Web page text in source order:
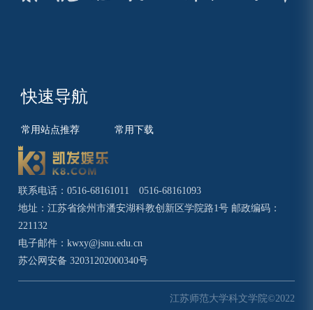
快速导航
常用站点推荐 常用下载
联系电话：0516-68161011 0516-68161093
地址：江苏省徐州市潘安湖科教创新区学院路1号 邮政编码：
221132
电子邮件：kwxy@jsnu.edu.cn
苏公网安备 32031202000340号
江苏师范大学科文学院©2022